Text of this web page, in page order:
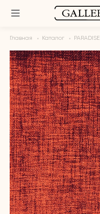
Главная Каталог PARADISE